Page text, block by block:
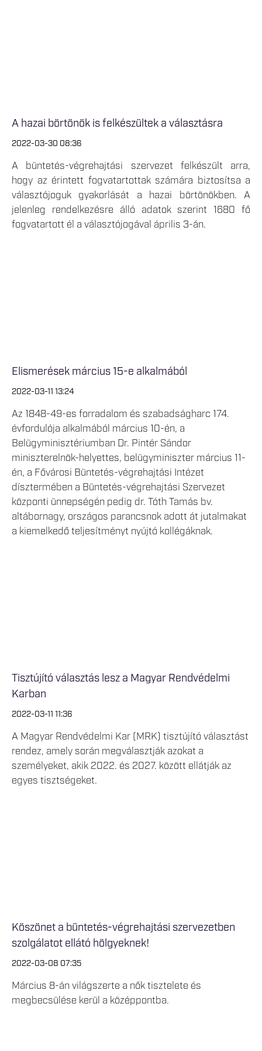
A hazai börtönök is felkészültek a választásra
2022-03-30 08:36
A büntetés-végrehajtási szervezet felkészült arra,
hogy az érintett fogvatartottak számára biztosítsa a
választójoguk gyakorlását a hazai börtönökben. A
jelenleg rendelkezésre álló adatok szerint 1680 fő
fogvatartott él a választójogával április 3-án.
Elismerések március 15-e alkalmából
2022-03-11 13:24
Az 1848-49-es forradalom és szabadságharc 174.
évfordulója alkalmából március 10-én, a
Belügyminisztériumban Dr. Pintér Sándor
miniszterelnök-helyettes, belügyminiszter március 11-
én, a Fővárosi Büntetés-végrehajtási Intézet
dísztermében a Büntetés-végrehajtási Szervezet
központi ünnepségén pedig dr. Tóth Tamás bv.
altábornagy, országos parancsnok adott át jutalmakat
a kiemelkedő teljesítményt nyújtó kollégáknak.
Tisztújító választás lesz a Magyar Rendvédelmi
Karban
2022-03-11 11:36
A Magyar Rendvédelmi Kar (MRK) tisztújító választást
rendez, amely során megválasztják azokat a
személyeket, akik 2022. és 2027. között ellátják az
egyes tisztségeket.
Köszönet a büntetés-végrehajtási szervezetben
szolgálatot ellátó hölgyeknek!
2022-03-08 07:35
Március 8-án világszerte a nők tisztelete és
megbecsülése kerül a középpontba.